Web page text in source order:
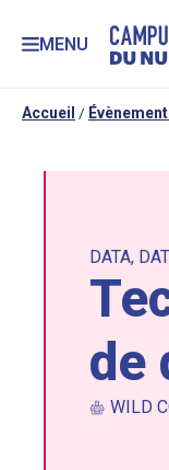
MENU
Accueil /
DATA,
de
WILD